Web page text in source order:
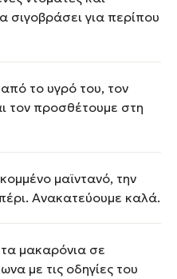
για περίπου
το υγρό του, τον
τον προσθέτουμε στη
μαϊντανό, την
Ανακατεύουμε καλά.
μακαρόνια σε
με τις οδηγίες του